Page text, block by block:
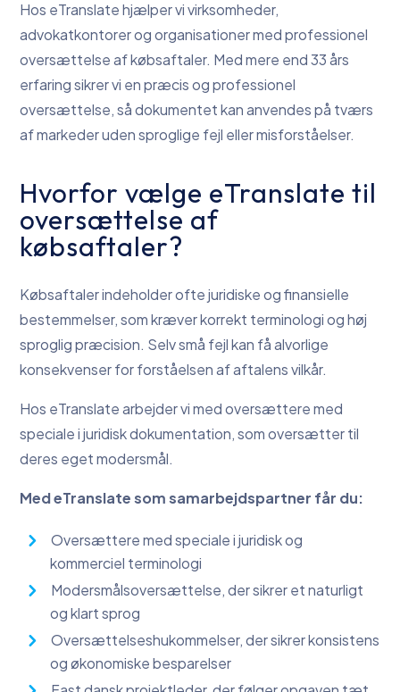
Hos eTranslate hjælper vi virksomheder,
advokatkontorer og organisationer med professionel
oversættelse af købsaftaler. Med mere end 33 års
erfaring sikrer vi en præcis og professionel
oversættelse, så dokumentet kan anvendes på tværs
af markeder uden sproglige fejl eller misforståelser.
Hvorfor vælge eTranslate til
oversættelse af
købsaftaler?
Købsaftaler indeholder ofte juridiske og finansielle
bestemmelser, som kræver korrekt terminologi og høj
sproglig præcision. Selv små fejl kan få alvorlige
konsekvenser for forståelsen af aftalens vilkår.
Hos eTranslate arbejder vi med oversættere med
speciale i juridisk dokumentation, som oversætter til
deres eget modersmål.
Med eTranslate som samarbejdspartner får du:
Oversættere med speciale i juridisk og
kommerciel terminologi
Modersmålsoversættelse, der sikrer et naturligt
og klart sprog
Oversættelseshukommelser, der sikrer konsistens
og økonomiske besparelser